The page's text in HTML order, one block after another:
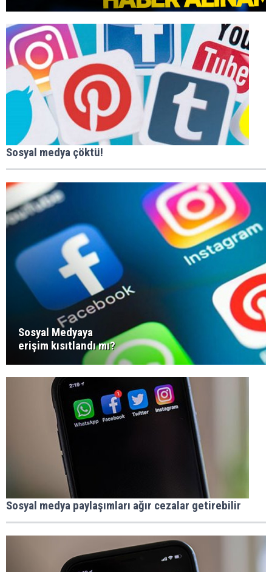
Sosyal medya çöktü!
Sosyal Medyaya
erişim kısıtlandı mı?
Sosyal medya paylaşımları ağır cezalar getirebilir